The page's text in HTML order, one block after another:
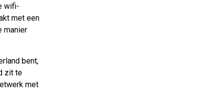
wifi-
met een
manier
bent,
zit te
met